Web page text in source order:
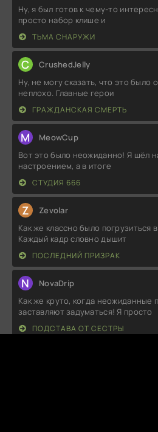
Ну, я был готов к чему-то
просто набор клише и
ТЬМА СНАРУЖИ
C CrushedJelly
Ну, не могу сказать, что это было
неплохо. Главные герои
ГРАЖДАНСКАЯ СМЕРТЬ
M MeowCup
Вот это было неожиданно! Я шёл
настроением, а в итоге
СТУДИЯ 666
Z Zevolar
Как же классно было погрузиться
Каждый кадр словно дышит
ПОСЛЕДНИЙ ПРИЗРАК
N NovaDrip
Как же круто, когда неожиданные
заставляют задуматься! Я просто
ПОДСТАВА ОТ СЕСТРЫ